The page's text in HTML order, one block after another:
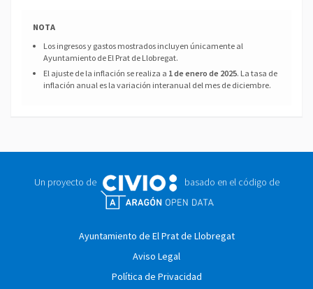
NOTA
Los ingresos y gastos mostrados incluyen únicamente al
Ayuntamiento de El Prat de Llobregat.
El ajuste de la inflación se realiza a 1 de enero de 2025. La tasa de
inflación anual es la variación interanual del mes de diciembre.
Un proyecto de basado en el código de
Ayuntamiento de El Prat de Llobregat
Aviso Legal
Política de Privacidad